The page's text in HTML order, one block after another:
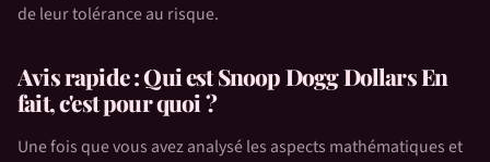
de leur tolérance au risque.
Avis rapide : Qui estSnoop Dogg DollarsEn
fait, c'est pour quoi ?
Une fois que vous avez analysé les aspects mathématiques et